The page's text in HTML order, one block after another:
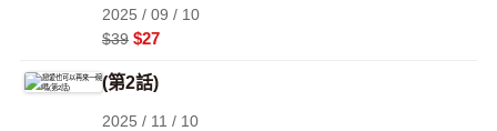
2025 / 09 / 10
$39 $27
(第2話)
2025 / 11 / 10